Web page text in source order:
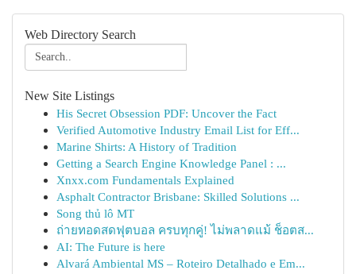
Web Directory Search
New Site Listings
His Secret Obsession PDF: Uncover the Fact
Verified Automotive Industry Email List for Eff...
Marine Shirts: A History of Tradition
Getting a Search Engine Knowledge Panel : ...
Xnxx.com Fundamentals Explained
Asphalt Contractor Brisbane: Skilled Solutions ...
Song thủ lô MT
ถ่ายทอดสดฟุตบอล ครบทุกคู่! ไม่พลาดแม้ ช็อตส...
AI: The Future is here
Alvará Ambiental MS – Roteiro Detalhado e Em...